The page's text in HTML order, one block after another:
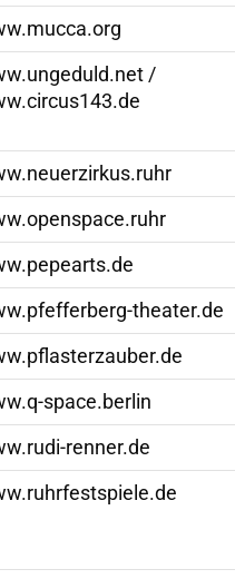
/
theater.de
space.berlin
renner.de